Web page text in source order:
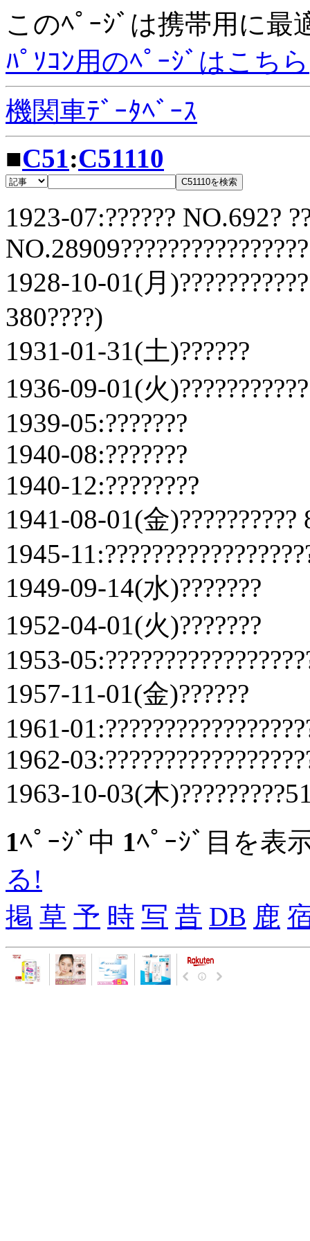
このﾍﾟｰｼﾞは携帯用に最
ﾊﾟｿｺﾝ用のﾍﾟｰｼﾞはこちら
機関車ﾃﾞｰﾀﾍﾞｰｽ
■C51:C51110
1923-07:?????? NO.692?
1928-10-01(月
380????)
1931-01-31(土)??????
1936-09-01(火
1939-05:???????
1940-08:???????
1940-12:????????
1941-08-01(金)??????????
1945-
1949-09-14(水)???????
1952-04-01(火)???????
1953-
1957-11-01(金)??????
1961-
1962-
1963-10-03(木
1ﾍﾟｰｼﾞ中 1ﾍﾟｰｼﾞ目を表
る!
掲 草 予 時 写 昔 DB 鹿